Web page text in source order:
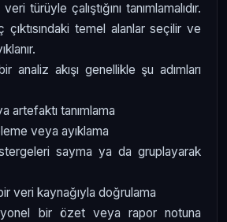
türüyle çalıştığını tanımlamalıdır.
çıktısındaki temel alanlar seçilir ve
analiz akışı genellikle şu adımları
artefaktı tanımlama
veya ayıklama
sayma ya da gruplayarak
veri kaynağıyla doğrulama
bir özet veya rapor notuna